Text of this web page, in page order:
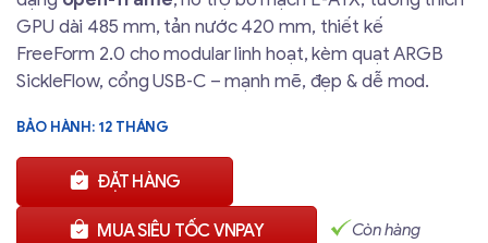
GPU dài 485 mm, tản nước 420 mm, thiết kế
FreeForm 2.0 cho modular linh hoạt, kèm quạt ARGB
SickleFlow, cổng USB‑C – mạnh mẽ, đẹp & dễ mod.
BẢO HÀNH: 12 THÁNG
ĐẶT HÀNG
MUA SIÊU TỐC VNPAY Còn hàng